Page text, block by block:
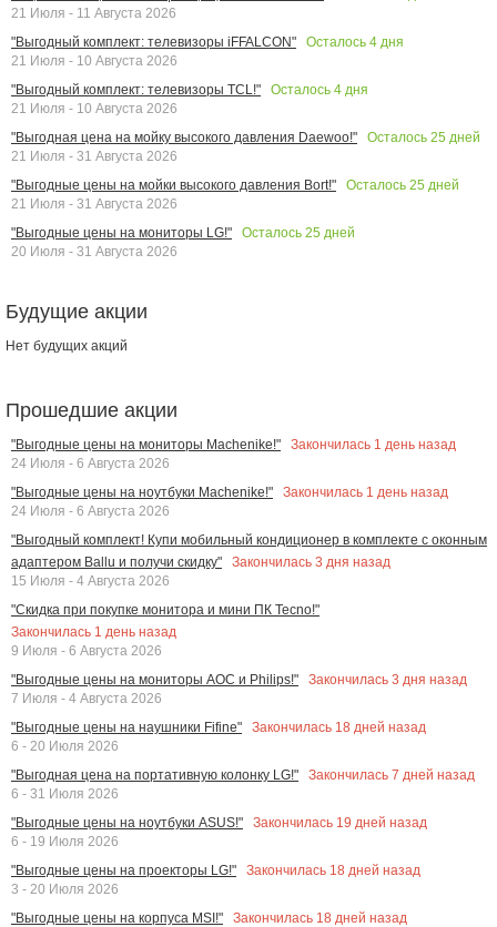
21 Июля - 11 Августа 2026
"Выгодный комплект: телевизоры iFFALCON"
Осталось 4 дня
21 Июля - 10 Августа 2026
"Выгодный комплект: телевизоры TCL!"
Осталось 4 дня
21 Июля - 10 Августа 2026
"Выгодная цена на мойку высокого давления Daewoo!"
Осталось 25 дней
21 Июля - 31 Августа 2026
"Выгодные цены на мойки высокого давления Bort!"
Осталось 25 дней
21 Июля - 31 Августа 2026
"Выгодные цены на мониторы LG!"
Осталось 25 дней
20 Июля - 31 Августа 2026
Будущие акции
Нет будущих акций
Прошедшие акции
"Выгодные цены на мониторы Machenike!" Закончилась 1 день назад
24 Июля - 6 Августа 2026
"Выгодные цены на ноутбуки Machenike!"
Закончилась 1 день назад
24 Июля - 6 Августа 2026
"Выгодный комплект! Купи мобильный кондиционер в комплекте с оконным
адаптером Ballu и получи скидку"
Закончилась 3 дня назад
15 Июля - 4 Августа 2026
"Скидка при покупке монитора и мини ПК Tecno!"
Закончилась 1 день назад
9 Июля - 6 Августа 2026
"Выгодные цены на мониторы AOC и Philips!"
Закончилась 3 дня назад
7 Июля - 4 Августа 2026
"Выгодные цены на наушники Fifine"
Закончилась 18 дней назад
6 - 20 Июля 2026
"Выгодная цена на портативную колонку LG!"
Закончилась 7 дней назад
6 - 31 Июля 2026
"Выгодные цены на ноутбуки ASUS!"
Закончилась 19 дней назад
6 - 19 Июля 2026
"Выгодные цены на проекторы LG!"
Закончилась 18 дней назад
3 - 20 Июля 2026
"Выгодные цены на корпуса MSI!"
Закончилась 18 дней назад